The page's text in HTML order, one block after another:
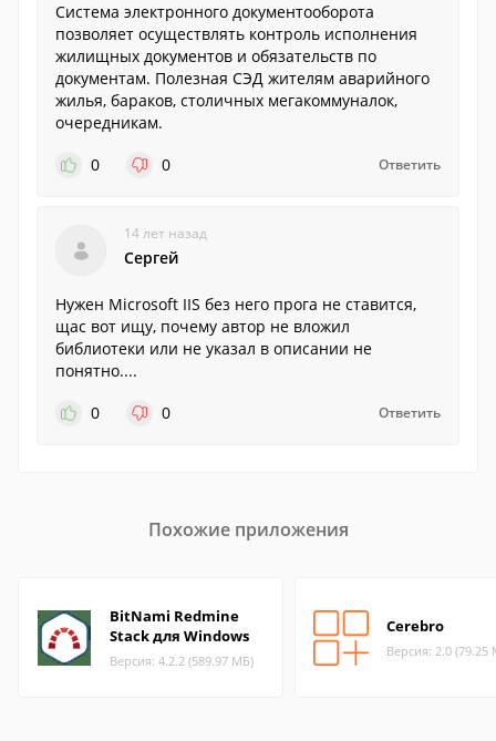
Система электронного документооборота
позволяет осуществлять контроль исполнения
жилищных документов и обязательств по
документам. Полезная СЭД жителям аварийного
жилья, бараков, столичных мегакоммуналок,
очередникам.
0
0 Ответить
14 лет назад
Сергей
Нужен Microsoft IIS без него прога не ставится,
щас вот ищу, почему автор не вложил
библиотеки или не указал в описании не
понятно....
0
0 Ответить
Похожие приложения
BitNami Redmine
Stack для Windows
Версия: 4.2.2 (589.97 МБ)
Cerebro
Версия: 2.0 (79.25